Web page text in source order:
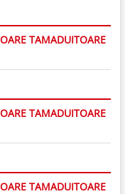
TAMADUITOARE
TAMADUITOARE
TAMADUITOARE